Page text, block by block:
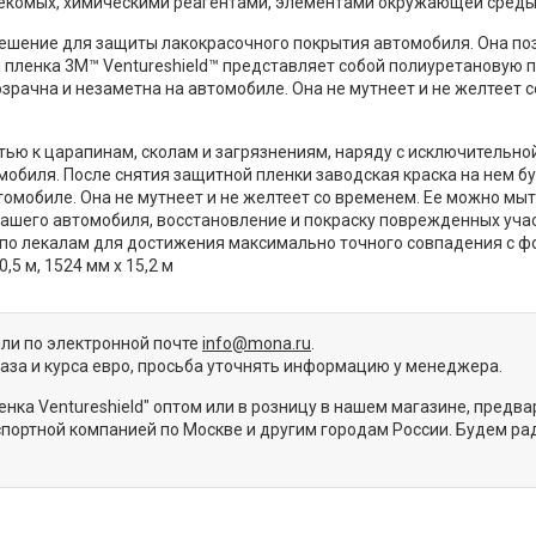
для защиты лакокрасочного покрытия автомобиля. Она
3M™ Ventureshield™ представляет собой полиуретановую
и незаметна на автомобиле. Она не мутнеет и не
к царапинам, сколам и загрязнениям, наряду с
После снятия защитной пленки заводская краска на нем
Она не мутнеет и не желтеет со временем. Ее можно
автомобиля, восстановление и покраску поврежденных
лекалам для достижения максимально точного совпадения с
м, 1524 мм х 15,2 м
по электронной почте info@mona.ru
и курса евро, просьба уточнять информацию у менеджера.
Ventureshield" оптом или в розницу в нашем магазине,
компанией по Москве и другим городам России. Будем